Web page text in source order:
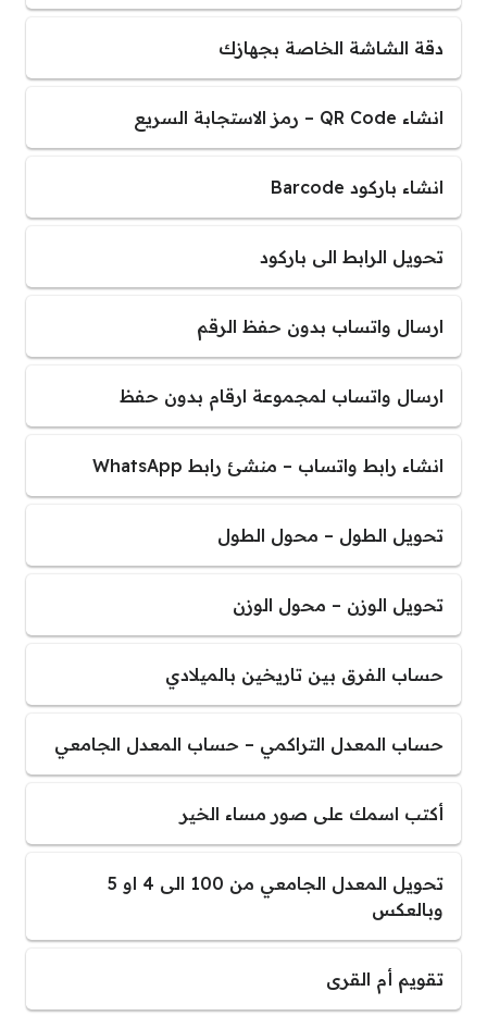
دقة الشاشة الخاصة بجهازك
انشاء QR Code – رمز الاستجابة السريع
انشاء باركود Barcode
تحويل الرابط الى باركود
ارسال واتساب بدون حفظ الرقم
ارسال واتساب لمجموعة ارقام بدون حفظ
انشاء رابط واتساب – منشئ رابط WhatsApp
تحويل الطول – محول الطول
تحويل الوزن – محول الوزن
حساب الفرق بين تاريخين بالميلادي
حساب المعدل التراكمي – حساب المعدل الجامعي
أكتب اسمك على صور مساء الخير
تحويل المعدل الجامعي من 100 الى 4 او 5
وبالعكس
تقويم أم القرى